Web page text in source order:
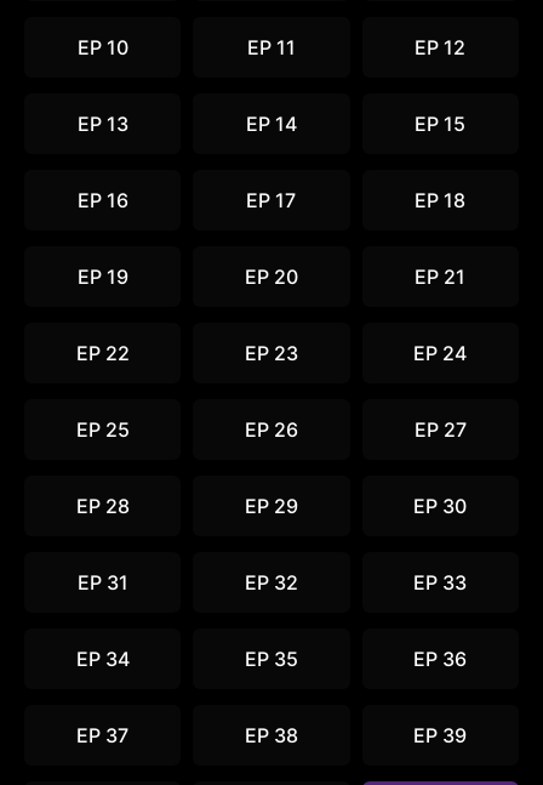
EP 10 EP 11 EP 12
EP 13 EP 14 EP 15
EP 16 EP 17 EP 18
EP 19 EP 20 EP 21
EP 22 EP 23 EP 24
EP 25 EP 26 EP 27
EP 28 EP 29 EP 30
EP 31 EP 32 EP 33
EP 34 EP 35 EP 36
EP 37 EP 38 EP 39